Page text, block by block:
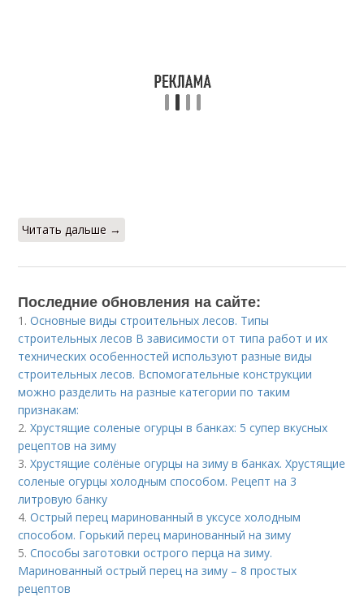
Читать дальше →
Последние обновления на сайте:
1.Основные виды строительных лесов. Типы
строительных лесов В зависимости от типа работ и их
технических особенностей используют разные виды
строительных лесов. Вспомогательные конструкции
можно разделить на разные категории по таким
признакам:
2.Хрустящие соленые огурцы в банках: 5 супер вкусных
рецептов на зиму
3.Хрустящие солёные огурцы на зиму в банках. Хрустящие
соленые огурцы холодным способом. Рецепт на 3
литровую банку
4.Острый перец маринованный в уксусе холодным
способом. Горький перец маринованный на зиму
5.Способы заготовки острого перца на зиму.
Маринованный острый перец на зиму – 8 простых
рецептов